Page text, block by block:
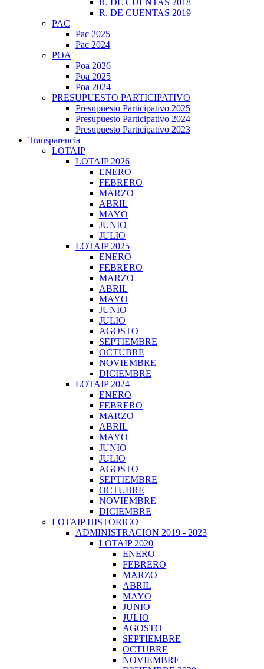
R. DE CUENTAS 2018
R. DE CUENTAS 2019
PAC
Pac 2025
Pac 2024
POA
Poa 2026
Poa 2025
Poa 2024
PRESUPUESTO PARTICIPATIVO
Presupuesto Participativo 2025
Presupuesto Participativo 2024
Presupuesto Participativo 2023
Transparencia
LOTAIP
LOTAIP 2026
ENERO
FEBRERO
MARZO
ABRIL
MAYO
JUNIO
JULIO
LOTAIP 2025
ENERO
FEBRERO
MARZO
ABRIL
MAYO
JUNIO
JULIO
AGOSTO
SEPTIEMBRE
OCTUBRE
NOVIEMBRE
DICIEMBRE
LOTAIP 2024
ENERO
FEBRERO
MARZO
ABRIL
MAYO
JUNIO
JULIO
AGOSTO
SEPTIEMBRE
OCTUBRE
NOVIEMBRE
DICIEMBRE
LOTAIP HISTORICO
ADMINISTRACION 2019 - 2023
LOTAIP 2020
ENERO
FEBRERO
MARZO
ABRIL
MAYO
JUNIO
JULIO
AGOSTO
SEPTIEMBRE
OCTUBRE
NOVIEMBRE